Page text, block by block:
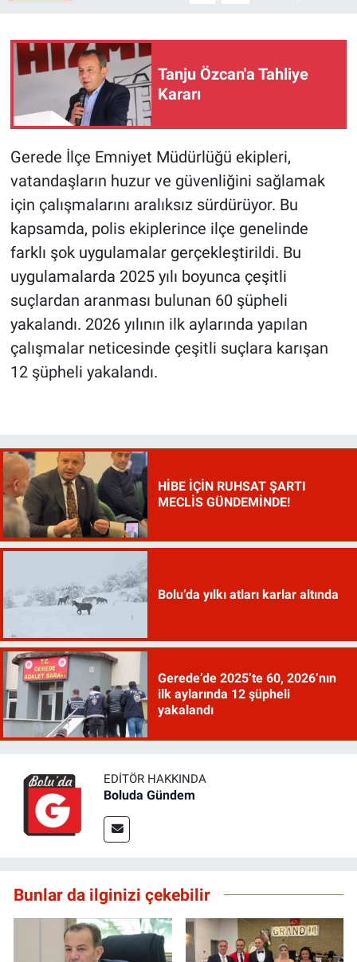
Tanju Özcan'a Tahliye
Kararı
Gerede İlçe Emniyet Müdürlüğü ekipleri,
vatandaşların huzur ve güvenliğini sağlamak
için çalışmalarını aralıksız sürdürüyor. Bu
kapsamda, polis ekiplerince ilçe genelinde
farklı şok uygulamalar gerçekleştirildi. Bu
uygulamalarda 2025 yılı boyunca çeşitli
suçlardan aranması bulunan 60 şüpheli
yakalandı. 2026 yılının ilk aylarında yapılan
çalışmalar neticesinde çeşitli suçlara karışan
12 şüpheli yakalandı.
HİBE İÇİN RUHSAT ŞARTI
MECLİS GÜNDEMİNDE!
Bolu’da yılkı atları karlar altında
Gerede’de 2025’te 60, 2026’nın
ilk aylarında 12 şüpheli
yakalandı
EDITÖR HAKKINDA
Boluda Gündem
Bunlar da ilginizi çekebilir